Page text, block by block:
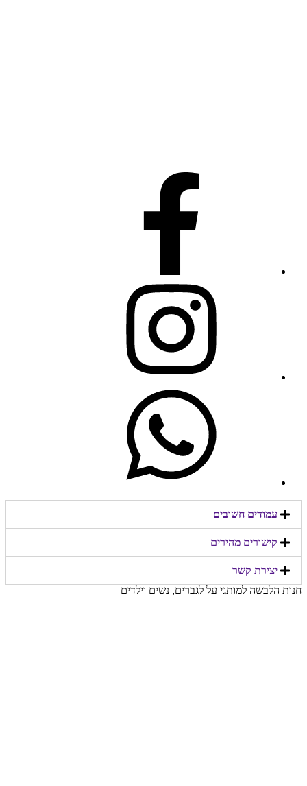
עמודים חשובים
קישורים מהירים​
יצירת קשר​
חנות הלבשה למותגי על לגברים, נשים וילדים